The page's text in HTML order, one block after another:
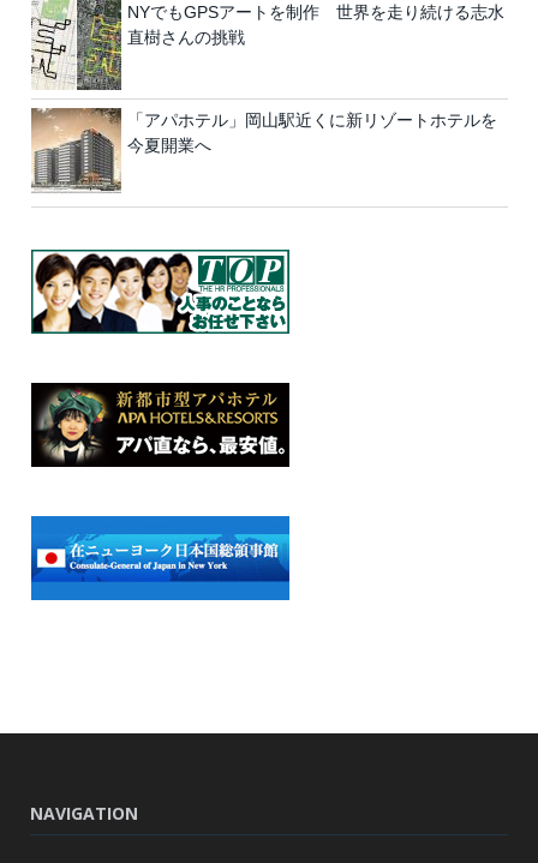
NYでもGPSアートを制作 世界を走り続ける志水
直樹さんの挑戦
「アパホテル」岡山駅近くに新リゾートホテルを
今夏開業へ
NAVIGATION